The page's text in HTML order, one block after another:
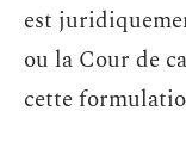
est
ou la Cour de
cette